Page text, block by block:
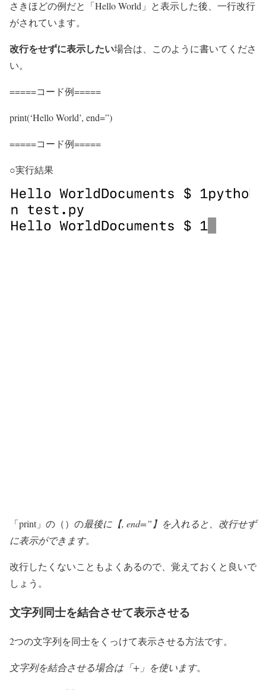
さきほどの例だと「Hello World」と表示した後、一行改行
がされています。
改行をせずに表示したい場合は、このように書いてくださ
い。
=====コード例=====
print(‘Hello World’, end=”)
=====コード例=====
○実行結果
「print」の（）の最後に【, end=”】を入れると、改行せず
に表示ができます。
改行したくないこともよくあるので、覚えておくと良いで
しょう。
文字列同士を結合させて表示させる
2つの文字列を同士をくっけて表示させる方法です。
文字列を結合させる場合は「+」を使います。